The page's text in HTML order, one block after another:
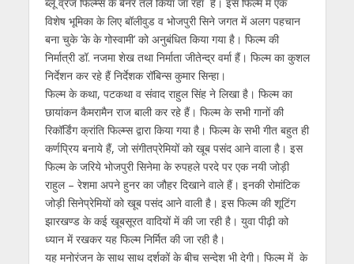
A
p
p
o
o
k
a
m
n
g
er
dI
n
विशेष भूमिका के लिए बॉलीवुड व भोजपुरी सिने जगत में अलग पहचान
बना चुके ’के के गोस्वामी’ को अनुबंधित किया गया है। फिल्म की
निर्मात्री डॉ. नजमा शेख तथा निर्माता जीतेन्द्र वर्मा हैं। फिल्म का कुशल
निर्देशन कर रहे हैं निर्देशक रॉबिन्स कुमार सिन्हा।
फिल्म के कथा, पटकथा व संवाद राहुल सिंह ने लिखा है। फिल्म का
छायांकन कैमरामैन राज बाली कर रहे हैं। फिल्म के सभी गानों की
रिकॉर्डिंग क्रांति फिल्म्स द्वारा किया गया है। फिल्म के सभी गीत बहुत ही
कर्णप्रिय बनाये हैं, जो संगीतप्रेमियों को खूब पसंद आने वाला है। इस
फिल्म के जरिये भोजपुरी सिनेमा के रुपहले परदे पर एक नयी जोड़ी
राहुल – रेशमा अपने हुनर का जौहर दिखाने वाले हैं। इनकी रोमांटिक
जोड़ी सिनेप्रेमियों को खूब पसंद आने वाली है। इस फिल्म की शूटिंग
झारखण्ड के कई खूबसूरत वादियों में की जा रही है। युवा पीढ़ी को
ध्यान में रखकर यह फिल्म निर्मित की जा रही है।
यह मनोरंजन के साथ साथ दर्शकों के बीच सन्देश भी देगी। फिल्म में के